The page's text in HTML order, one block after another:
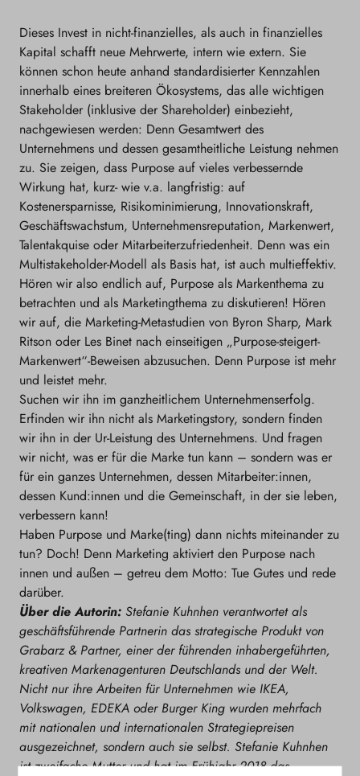
Dieses Invest in nicht-finanzielles, als auch in finanzielles
Kapital schafft neue Mehrwerte, intern wie extern. Sie
können schon heute anhand standardisierter Kennzahlen
innerhalb eines breiteren Ökosystems, das alle wichtigen
Stakeholder (inklusive der Shareholder) einbezieht,
nachgewiesen werden: Denn Gesamtwert des
Unternehmens und dessen gesamtheitliche Leistung nehmen
zu. Sie zeigen, dass Purpose auf vieles verbessernde
Wirkung hat, kurz- wie v.a. langfristig: auf
Kostenersparnisse, Risikominimierung, Innovationskraft,
Geschäftswachstum, Unternehmensreputation, Markenwert,
Talentakquise oder Mitarbeiterzufriedenheit. Denn was ein
Multistakeholder-Modell als Basis hat, ist auch multieffektiv.
Hören wir also endlich auf, Purpose als Markenthema zu
betrachten und als Marketingthema zu diskutieren! Hören
wir auf, die Marketing-Metastudien von Byron Sharp, Mark
Ritson oder Les Binet nach einseitigen „Purpose-steigert-
Markenwert“-Beweisen abzusuchen. Denn Purpose ist mehr
und leistet mehr.
Suchen wir ihn im ganzheitlichem Unternehmenserfolg.
Erfinden wir ihn nicht als Marketingstory, sondern finden
wir ihn in der Ur-Leistung des Unternehmens. Und fragen
wir nicht, was er für die Marke tun kann – sondern was er
für ein ganzes Unternehmen, dessen Mitarbeiter:innen,
dessen Kund:innen und die Gemeinschaft, in der sie leben,
verbessern kann!
Haben Purpose und Marke(ting) dann nichts miteinander zu
tun? Doch! Denn Marketing aktiviert den Purpose nach
innen und außen – getreu dem Motto: Tue Gutes und rede
darüber.
Über die Autorin: Stefanie Kuhnhen verantwortet als
geschäftsführende Partnerin das strategische Produkt von
Grabarz & Partner, einer der führenden inhabergeführten,
kreativen Markenagenturen Deutschlands und der Welt.
Nicht nur ihre Arbeiten für Unternehmen wie IKEA,
Volkswagen, EDEKA oder Burger King wurden mehrfach
mit nationalen und internationalen Strategiepreisen
ausgezeichnet, sondern auch sie selbst. Stefanie Kuhnhen
ist zweifache Mutter und hat im Frühjahr 2018 das